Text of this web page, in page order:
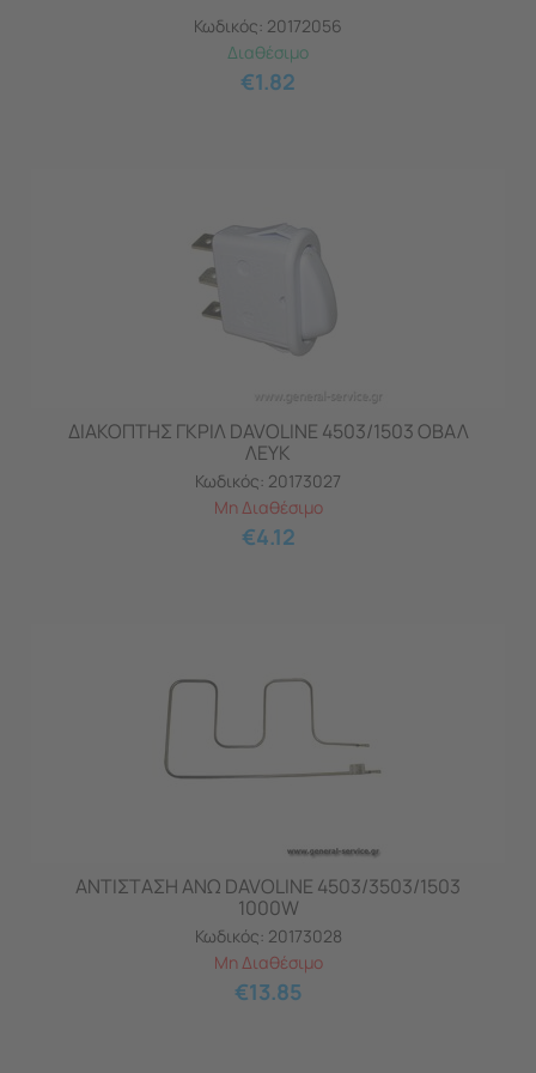
Κωδικός: 20172056
Διαθέσιμο
€1.82
ΔΙΑΚΟΠΤΗΣ ΓΚΡΙΛ DAVOLINE 4503/1503 ΟΒΑΛ
ΛΕΥΚ
Κωδικός: 20173027
Μη Διαθέσιμο
€4.12
ΑΝΤΙΣΤΑΣΗ ΑΝΩ DAVOLINE 4503/3503/1503
1000W
Κωδικός: 20173028
Μη Διαθέσιμο
€13.85